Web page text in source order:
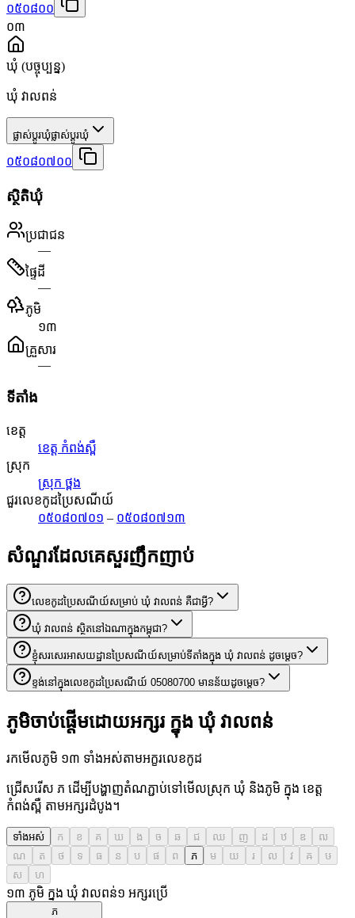
០៥០៨០០
០៣
ឃុំ (បច្ចុប្បន្ន)
ឃុំ វាលពន់
ផ្លាស់ប្តូរឃុំផ្លាស់ប្តូរឃុំ
០៥០៨០៧០០
ស្ថិតិឃុំ
ប្រជាជន
—
ផ្ទៃដី
—
ភូមិ
១៣
គ្រួសារ
—
ទីតាំង
ខេត្ត
ខេត្ត កំពង់ស្ពឺ
ស្រុក
ស្រុក ថ្ពង
ជួរលេខកូដប្រៃសណីយ៍
០៥០៨០៧០១ – ០៥០៨០៧១៣
សំណួរដែលគេសួរញឹកញាប់
លេខកូដប្រៃសណីយ៍សម្រាប់ ឃុំ វាលពន់ គឺជាអ្វី?
ឃុំ វាលពន់ ស្ថិតនៅឯណាក្នុងកម្ពុជា?
ខ្ញុំសរសេរអាសយដ្ឋានប្រៃសណីយ៍សម្រាប់ទីតាំងក្នុង ឃុំ វាលពន់ ដូចម្តេច?
ខ្ទង់នៅក្នុងលេខកូដប្រៃសណីយ៍ 05080700 មានន័យដូចម្តេច?
ភូមិចាប់ផ្តើមដោយអក្សរ ក្នុង ឃុំ វាលពន់
រកមើលភូមិ ១៣ ទាំងអស់តាមអក្ខរលេខកូដ
ជ្រើសរើស ភ ដើម្បីបង្ហាញតំណភ្ជាប់ទៅមើលស្រុក ឃុំ និងភូមិ ក្នុង ខេត្ត
កំពង់ស្ពឺ តាមអក្សរដំបូង។
ទាំងអស់ ក ខ គ ឃ ង ច ឆ ជ ឈ ញ ដ ឋ ឌ
ឍ
ណ
ត ថ ទ ធ ន ប ផ ព ភ ម យ រ ល វ ឝ
ឞ
ស
ហ
១៣ ភូមិ ក្នុង ឃុំ វាលពន់១ អក្សរប្រើ
ភ